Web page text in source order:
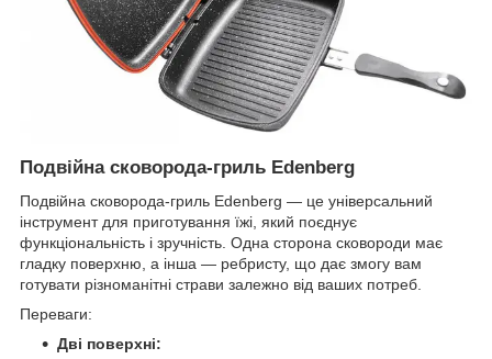
Подвійна сковорода-гриль Edenberg
Подвійна сковорода-гриль Edenberg — це універсальний
інструмент для приготування їжі, який поєднує
функціональність і зручність. Одна сторона сковороди має
гладку поверхню, а інша — ребристу, що дає змогу вам
готувати різноманітні страви залежно від ваших потреб.
Переваги:
Дві поверхні: